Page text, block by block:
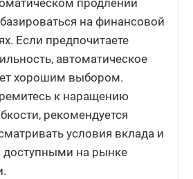
продлении
на финансовой
Если предпочитаете
автоматическое
хорошим выбором.
к наращению
рекомендуется
условия вклада и
доступными на рынке